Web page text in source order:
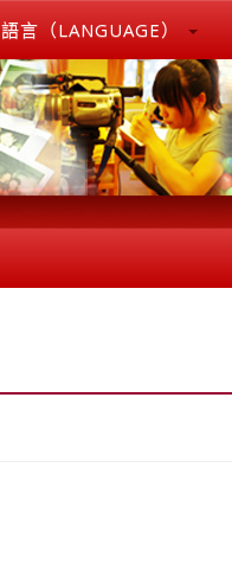
語言（LANGUAGE）